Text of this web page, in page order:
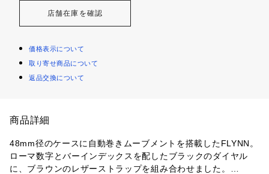
店舗在庫を確認
価格表示について
取り寄せ商品について
返品交換について
商品詳細
48mm径のケースに自動巻きムーブメントを搭載したFLYNN。
ローマ数字とバーインデックスを配したブラックのダイヤル
に、ブラウンのレザーストラップを組み合わせました。